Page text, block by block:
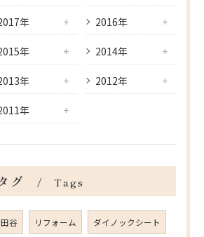
年 2016年
年 2014年
年 2012年
年
グ Tags
谷 リフォーム ダイノックシート